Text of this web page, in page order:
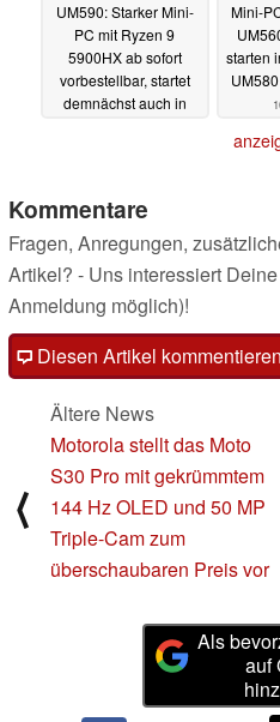
UM590: Starker Mini-
PC mit Ryzen 9
5900HX ab sofort
vorbestellbar, startet
demnächst auch in
Mini-
starten
Kommentare
Fragen, Anregungen,
Artikel? - Uns interessiert
Anmeldung möglich)!
Diesen Artikel
⟨
Ältere News
Motorola stellt das Moto
S30 Pro mit gekrümmtem
144 Hz OLED und 50 MP
Triple-Cam zum
überschaubaren Preis vor
Als
auf